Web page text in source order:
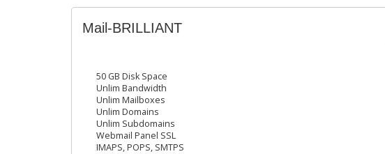
Mail-BRILLIANT
50 GB Disk Space
Unlim Bandwidth
Unlim Mailboxes
Unlim Domains
Unlim Subdomains
Webmail Panel SSL
IMAPS, POPS, SMTPS